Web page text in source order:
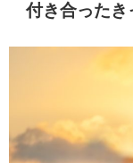
付き合ったき